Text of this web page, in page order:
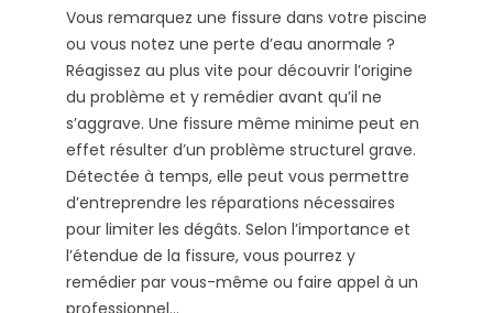
Vous remarquez une fissure dans votre piscine
ou vous notez une perte d’eau anormale ?
Réagissez au plus vite pour découvrir l’origine
du problème et y remédier avant qu’il ne
s’aggrave. Une fissure même minime peut en
effet résulter d’un problème structurel grave.
Détectée à temps, elle peut vous permettre
d’entreprendre les réparations nécessaires
pour limiter les dégâts. Selon l’importance et
l’étendue de la fissure, vous pourrez y
remédier par vous-même ou faire appel à un